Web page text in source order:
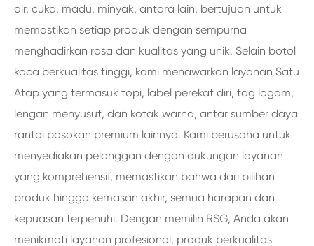
air, cuka, madu, minyak, antara lain, bertujuan untuk
memastikan setiap produk dengan sempurna
menghadirkan rasa dan kualitas yang unik. Selain botol
kaca berkualitas tinggi, kami menawarkan layanan Satu
Atap yang termasuk topi, label perekat diri, tag logam,
lengan menyusut, dan kotak warna, antar sumber daya
rantai pasokan premium lainnya. Kami berusaha untuk
menyediakan pelanggan dengan dukungan layanan
yang komprehensif, memastikan bahwa dari pilihan
produk hingga kemasan akhir, semua harapan dan
kepuasan terpenuhi. Dengan memilih RSG, Anda akan
menikmati layanan profesional, produk berkualitas